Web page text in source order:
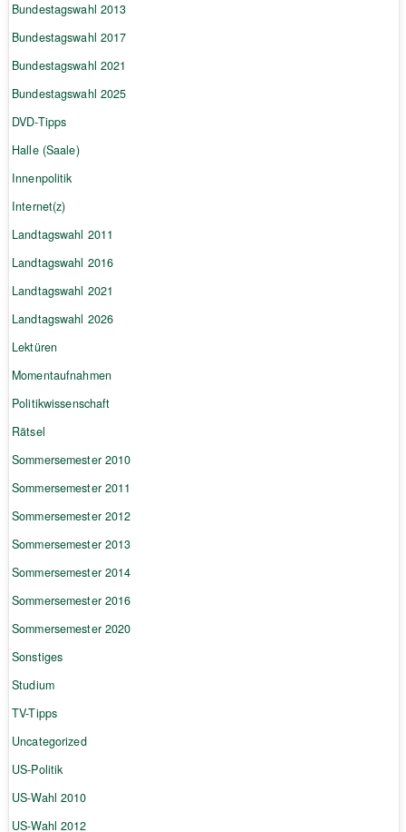
Bundestagswahl 2013
Bundestagswahl 2017
Bundestagswahl 2021
Bundestagswahl 2025
DVD-Tipps
Halle (Saale)
Innenpolitik
Internet(z)
Landtagswahl 2011
Landtagswahl 2016
Landtagswahl 2021
Landtagswahl 2026
Lektüren
Momentaufnahmen
Politikwissenschaft
Rätsel
Sommersemester 2010
Sommersemester 2011
Sommersemester 2012
Sommersemester 2013
Sommersemester 2014
Sommersemester 2016
Sommersemester 2020
Sonstiges
Studium
TV-Tipps
Uncategorized
US-Politik
US-Wahl 2010
US-Wahl 2012